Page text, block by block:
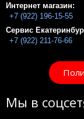
Интернет магазин:
+7 (922) 196-15-55
Сервис
+7 (922) 211-76-66
Мы в